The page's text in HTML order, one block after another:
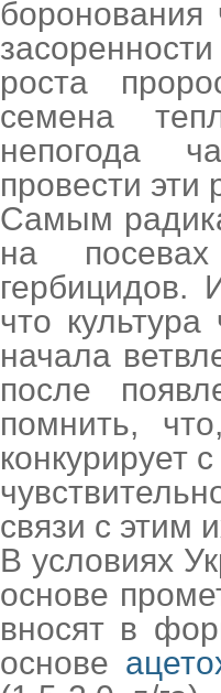
боронования
роста
семена
непогода
провести эти
Самым
на
гербицидов.
что
начала
после
помнить,
конкурирует
связи с этим
В условиях
основе
вносят в
основе